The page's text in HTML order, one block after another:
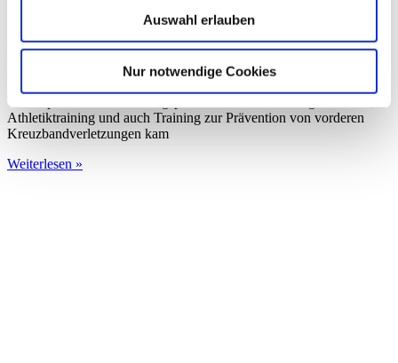
Auswahl erlauben
Nur notwendige Cookies
VKB im Profihandball
Trotz optimaler Vorbereitungsphase mit vielen Trainings­einheiten,
Athletiktraining und auch Training zur Prävention von vorderen
Kreuzbandverletzungen kam
Weiterlesen »